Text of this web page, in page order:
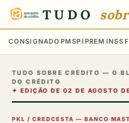
TUDO
CONSIGNADO PMSP IPREM INSS
TUDO SOBRE CRÉDITO — O
DO CRÉDITO
✦ EDIÇÃO DE 02 DE AGOSTO
PKL / CREDCESTA — BANCO